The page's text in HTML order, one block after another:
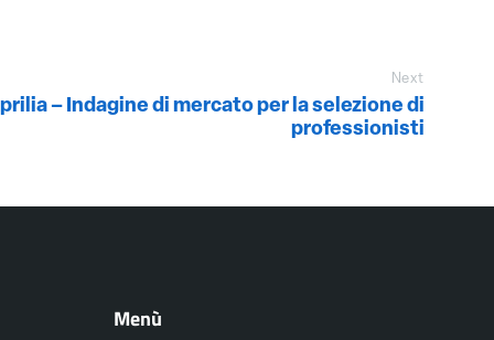
Next
– Indagine di mercato per la selezione di
professionisti
Menù